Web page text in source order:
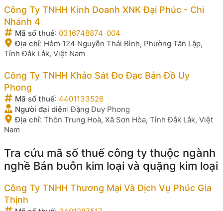
Công Ty TNHH Kinh Doanh XNK Đại Phúc - Chi
Nhánh 4
Mã số thuế: 0316748874-004
Địa chỉ: Hẻm 124 Nguyễn Thái Bình, Phường Tân Lập,
Tỉnh Đắk Lắk, Việt Nam
Công Ty TNHH Khảo Sát Đo Đạc Bản Đồ Uy
Phong
Mã số thuế: 4401133526
Người đại diện:Đặng Duy Phong
Địa chỉ: Thôn Trung Hoà, Xã Sơn Hòa, Tỉnh Đắk Lắk, Việt
Nam
Tra cứu mã số thuế công ty thuộc ngành
nghề Bán buôn kim loại và quặng kim loại
Công Ty TNHH Thương Mại Và Dịch Vụ Phúc Gia
Thịnh